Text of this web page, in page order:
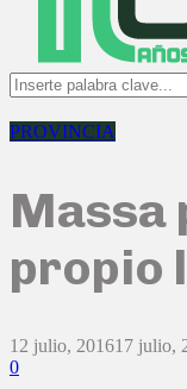
Search
for:
PROVINCIA
Massa
propio
12 julio, 201617 julio,
0